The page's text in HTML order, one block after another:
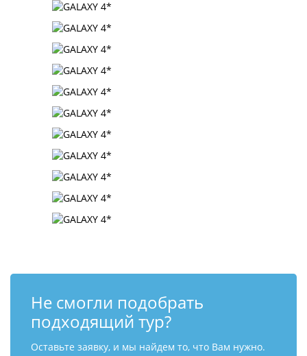
Не смогли подобрать
подходящий тур?
Оставьте заявку, и мы найдем то, что Вам нужно.